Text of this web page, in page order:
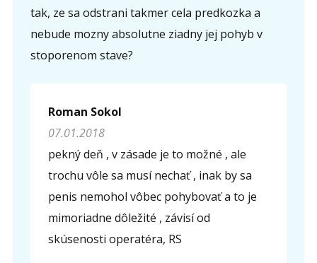
tak, ze sa odstrani takmer cela predkozka a
nebude mozny absolutne ziadny jej pohyb v
stoporenom stave?
Roman Sokol
07.01.2018
pekný deň , v zásade je to možné , ale
trochu vôle sa musí nechať , inak by sa
penis nemohol vôbec pohybovať a to je
mimoriadne dôležité , závisí od
skúsenosti operatéra, RS